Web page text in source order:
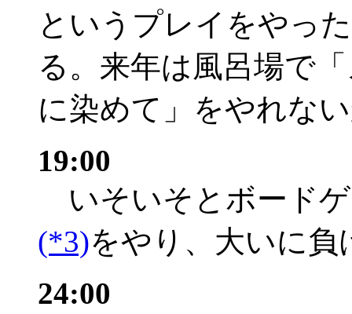
というプレイをやっ
る。来年は風呂場で
に染めて」をやれな
19:00
いそいそとボード
(*3)をやり、大いに負
24:00